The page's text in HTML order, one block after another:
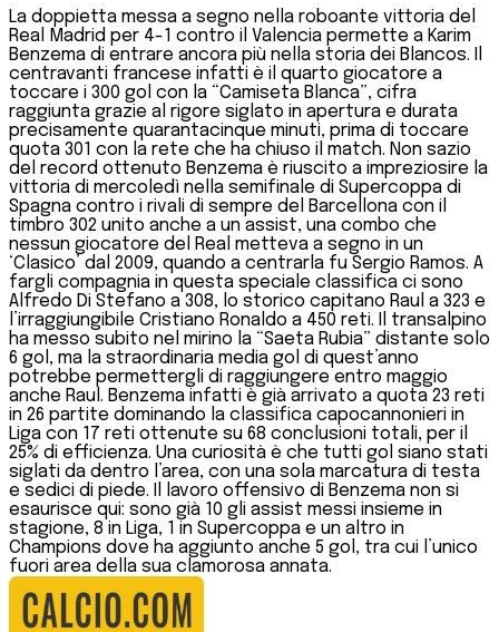
La doppietta messa a segno nella roboante vittoria del
Real Madrid per 4-1 contro il Valencia permette a Karim
Benzema di entrare ancora più nella storia dei Blancos. Il
centravanti francese infatti è il quarto giocatore a
toccare i 300 gol con la “Camiseta Blanca”, cifra
raggiunta grazie al rigore siglato in apertura e durata
precisamente quarantacinque minuti, prima di toccare
quota 301 con la rete che ha chiuso il match. Non sazio
del record ottenuto Benzema è riuscito a impreziosire la
vittoria di mercoledì nella semifinale di Supercoppa di
Spagna contro i rivali di sempre del Barcellona con il
timbro 302 unito anche a un assist, una combo che
nessun giocatore del Real metteva a segno in un
‘Clasico’ dal 2009, quando a centrarla fu Sergio Ramos. A
fargli compagnia in questa speciale classifica ci sono
Alfredo Di Stefano a 308, lo storico capitano Raul a 323 e
l’irraggiungibile Cristiano Ronaldo a 450 reti. Il transalpino
ha messo subito nel mirino la “Saeta Rubia” distante solo
6 gol, ma la straordinaria media gol di quest’anno
potrebbe permettergli di raggiungere entro maggio
anche Raul. Benzema infatti è già arrivato a quota 23 reti
in 26 partite dominando la classifica capocannonieri in
Liga con 17 reti ottenute su 68 conclusioni totali, per il
25% di efficienza. Una curiosità è che tutti gol siano stati
siglati da dentro l’area, con una sola marcatura di testa
e sedici di piede. Il lavoro offensivo di Benzema non si
esaurisce qui: sono già 10 gli assist messi insieme in
stagione, 8 in Liga, 1 in Supercoppa e un altro in
Champions dove ha aggiunto anche 5 gol, tra cui l’unico
fuori area della sua clamorosa annata.